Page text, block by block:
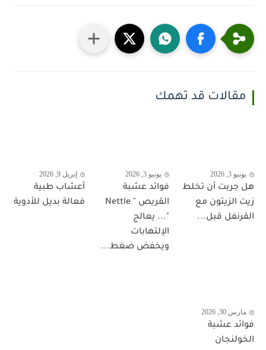
مقالات قد تهمك
يونيو 3, 2026
هل جربت أن تخلط
زيت الزيتون مع
القرنفل قبل...
يونيو 3, 2026
فوائد عشبة
القريص " Nettle
"... يعالج
الإلتهابات
ويخفض ضغط...
إبريل 9, 2026
أعشاب طبية
فعالة بديل للأدوية
مارس 30, 2026
فوائد عشبة
الخولنجان